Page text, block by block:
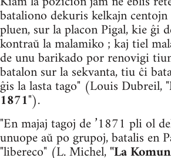
bataliono dekuris kelkajn
pluen, sur la placon Pigal, kie ĝi
kontraŭ la malamiko ; kaj tiel
de unu barikado por renovigi
batalon sur la sekvanta, tiu ĉi
ĝis la lasta tago" (Louis Dubreil, "
1871").
"En majaj tagoj de ’1871 pli ol
unuope aŭ po grupoj, batalis en
"libereco" (L. Michel,"La